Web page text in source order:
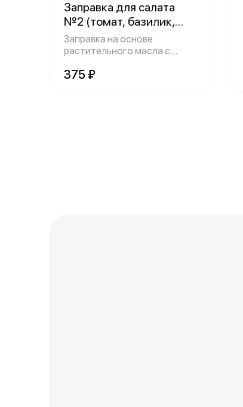
Заправка для салата
№2 (томат, базилик,
чеснок)Объем: 250 грамм
Заправка на основе
растительного масла с
375 ₽